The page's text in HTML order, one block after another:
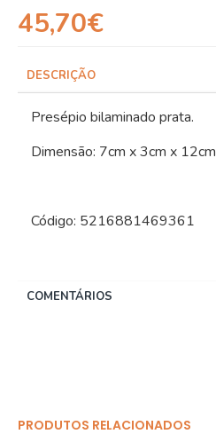
45,70€
DESCRIÇÃO
Presépio bilaminado prata.
Dimensão: 7cm x 3cm x 12cm
Código: 5216881469361
COMENTÁRIOS
PRODUTOS RELACIONADOS